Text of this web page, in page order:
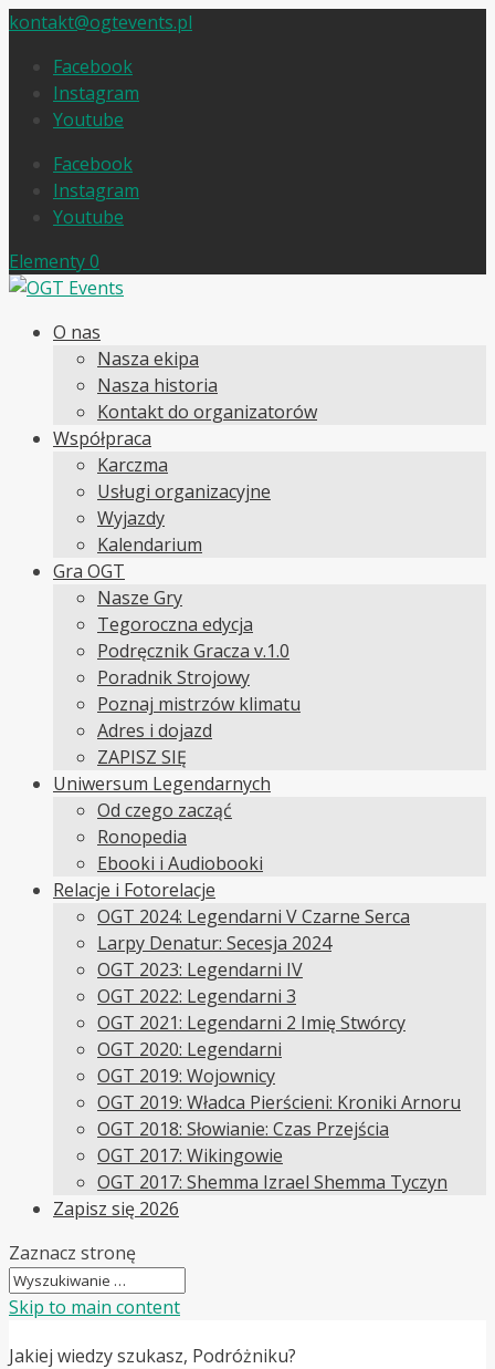
kontakt@ogtevents.pl
Facebook
Instagram
Youtube
Facebook
Instagram
Youtube
Elementy 0
O nas
Nasza ekipa
Nasza historia
Kontakt do organizatorów
Współpraca
Karczma
Usługi organizacyjne
Wyjazdy
Kalendarium
Gra OGT
Nasze Gry
Tegoroczna edycja
Podręcznik Gracza v.1.0
Poradnik Strojowy
Poznaj mistrzów klimatu
Adres i dojazd
ZAPISZ SIĘ
Uniwersum Legendarnych
Od czego zacząć
Ronopedia
Ebooki i Audiobooki
Relacje i Fotorelacje
OGT 2024: Legendarni V Czarne Serca
Larpy Denatur: Secesja 2024
OGT 2023: Legendarni IV
OGT 2022: Legendarni 3
OGT 2021: Legendarni 2 Imię Stwórcy
OGT 2020: Legendarni
OGT 2019: Wojownicy
OGT 2019: Władca Pierścieni: Kroniki Arnoru
OGT 2018: Słowianie: Czas Przejścia
OGT 2017: Wikingowie
OGT 2017: Shemma Izrael Shemma Tyczyn
Zapisz się 2026
Zaznacz stronę
Skip to main content
Jakiej wiedzy szukasz, Podróżniku?